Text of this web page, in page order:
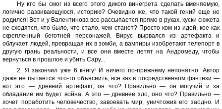
Ну кто бы смог из всего этого дикого винегрета сделать вменяемую,
логично развивающуюся, историю? Очевидно же, что такой гений еще не
родился! Вот и у Валентинова все рассыпается прямо в руках, куски сюжета
не сходятся, что было, что стало, чем станет? Просто ком из идей, кое-как
скрепленный беготней персонажей. Вирус вырвался из артефакта и
облучает людей, превращая их в зомби, а вампиры изобретают телепорт в
другую грань реальности, и все они вместе летят на Андромеду, чтобы
вернуться в прошлое и убить Сару...
2. Я закончил уже 6 книгу! И ничего по-прежнему непонятно. Автор
даже не пытается что-то объяснить, все как в посредственном фэнтези —
вот это — древний артефакт, он что? Правильно — он могучий и за
обладание им будет война. А это — древнее зло, оно что? Правильно —
хочет поработить человечество, завоевать мир, уничтожив его заодно. И